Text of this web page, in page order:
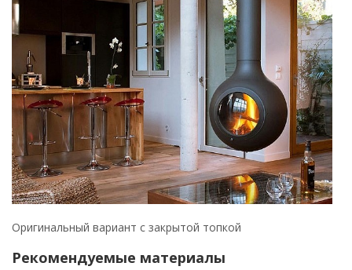
Оригинальный вариант с закрытой топкой
Рекомендуемые материалы